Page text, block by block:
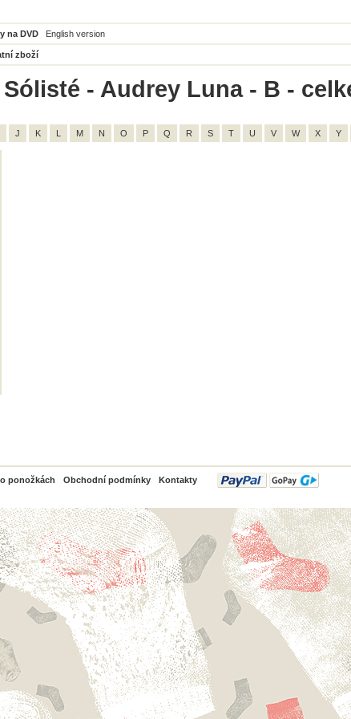
na DVD English version
zboží
- Audrey Luna - B -
J K L M N O P Q R S T U V W X Y
ponožkách Obchodní podmínky Kontakty
PayPal